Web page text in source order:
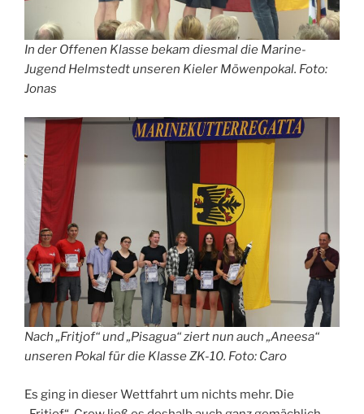
In der Offenen Klasse bekam diesmal die Marine-
Jugend Helmstedt unseren Kieler Möwenpokal. Foto:
Jonas
Nach „Fritjof“ und „Pisagua“ ziert nun auch „Aneesa“
unseren Pokal für die Klasse ZK-10. Foto: Caro
Es ging in dieser Wettfahrt um nichts mehr. Die